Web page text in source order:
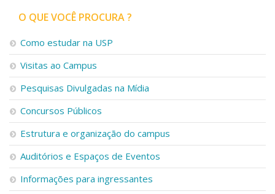
O QUE VOCÊ PROCURA ?
Como estudar na USP
Visitas ao Campus
Pesquisas Divulgadas na Mídia
Concursos Públicos
Estrutura e organização do campus
Auditórios e Espaços de Eventos
Informações para ingressantes